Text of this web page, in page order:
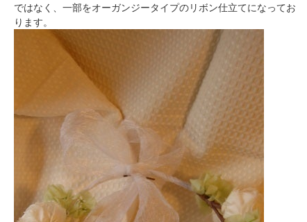
ではなく、一部をオーガンジータイプのリボン仕立てになってお
ります。